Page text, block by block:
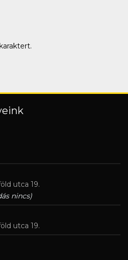
utca 19.
nincs)
utca 19.